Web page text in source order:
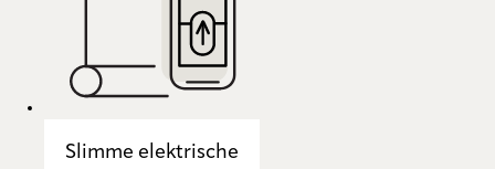
Slimme elektrische